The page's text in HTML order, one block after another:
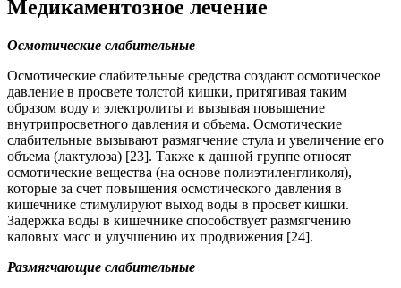
Медикаментозное лечение
Осмотические слабительные
Осмотические слабительные средства создают осмотическое
давление в просвете толстой кишки, притягивая таким
образом воду и электролиты и вызывая повышение
внутрипросветного давления и объема. Осмотические
слабительные вызывают размягчение стула и увеличение его
объема (лактулоза) [23]. Также к данной группе относят
осмотические вещества (на основе полиэтиленгликоля),
которые за счет повышения осмотического давления в
кишечнике стимулируют выход воды в просвет кишки.
Задержка воды в кишечнике способствует размягчению
каловых масс и улучшению их продвижения [24].
Размягчающие слабительные